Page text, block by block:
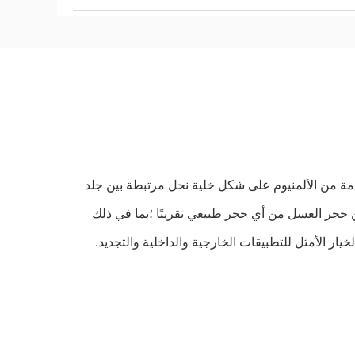
من الألمنيوم على شكل خلية نحل مرتبطة بين جلد
حجر العسل من أي حجر طبيعي تقريبًا ؛بما في ذلك
الأمثل للتطبيقات الخارجية والداخلية والتجديد.